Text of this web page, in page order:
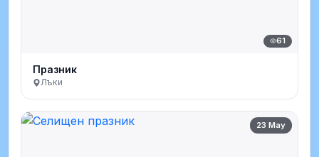
61
Празник
Лъки
23 May